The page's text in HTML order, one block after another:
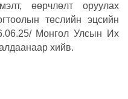
өөрчлөлт оруулах
төслийн эцсийн
Монгол Улсын Их
хийв.